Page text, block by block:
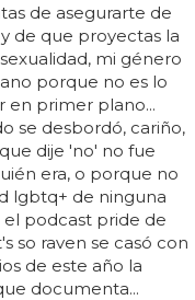
de asegurarte de
y de que proyectas la
mi género
porque no es lo
en primer plano...
se desbordó, cariño,
dije 'no' no fue
era, o porque no
lgbtq+ de ninguna
el podcast pride de
so raven se casó con
de este año la
documenta...